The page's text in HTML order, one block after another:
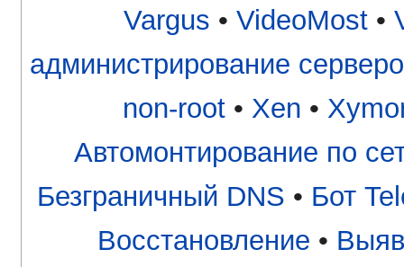
Vargus • VideoMost •
администрирование
non-root• Xen •
Автомонтирование по
Безграничный DNS • Бот
Восстановление •